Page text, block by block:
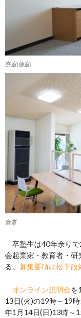
寮室(個室)
食堂
卒塾生は40年余りで
会起業家・教育者・研
る。 募集要項は松下政
オンライン説明会を
13日(火)の19時～19時
年1月14日(日)13時～